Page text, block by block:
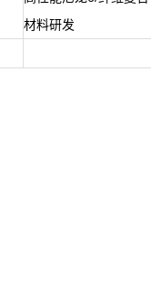
材料研发